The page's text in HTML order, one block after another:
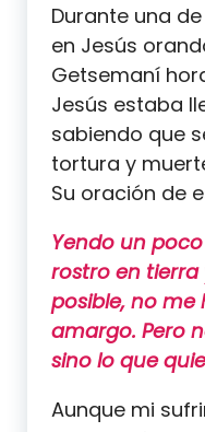
Durante una
en Jesús
Getsemaní
Jesús estaba
sabiendo que
tortura y
Su oración de
Yendo un
rostro en tierra
posible, no me
amargo. Pero
sino lo que
Aunque mi